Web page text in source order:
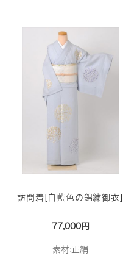
訪問着[白藍色の錦繍御衣]
77,000円
素材:正絹